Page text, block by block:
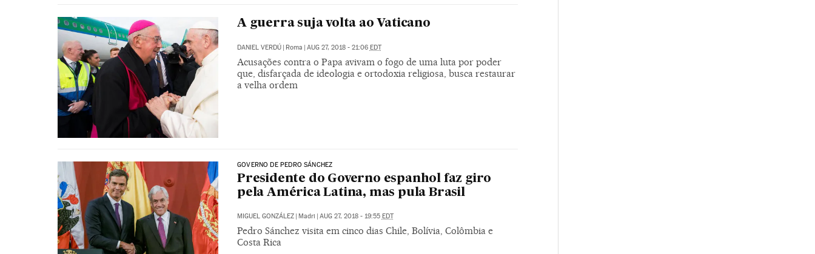
A guerra suja volta ao Vaticano
DANIEL VERDÚ Roma AUG 27, 2018 - 21:06 EDT
Acusações contra o Papa avivam o fogo de uma luta por poder
que, disfarçada de ideologia e ortodoxia religiosa, busca restaurar
a velha ordem
GOVERNO DE PEDRO SÁNCHEZ
Presidente do Governo espanhol faz giro
pela América Latina, mas pula Brasil
MIGUEL GONZÁLEZ | Madri | AUG 27, 2018 - 19:55 EDT
Pedro Sánchez visita em cinco dias Chile, Bolívia, Colômbia e
Costa Rica